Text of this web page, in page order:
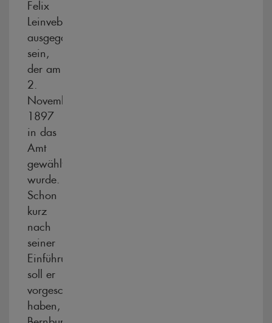
Felix
Leinveber
ausgegangen
sein,
der am
2.
November
1897
in das
Amt
gewählt
wurde.
Schon
kurz
nach
seiner
Einführung
soll er
vorgeschlagen
haben,
Bernburg